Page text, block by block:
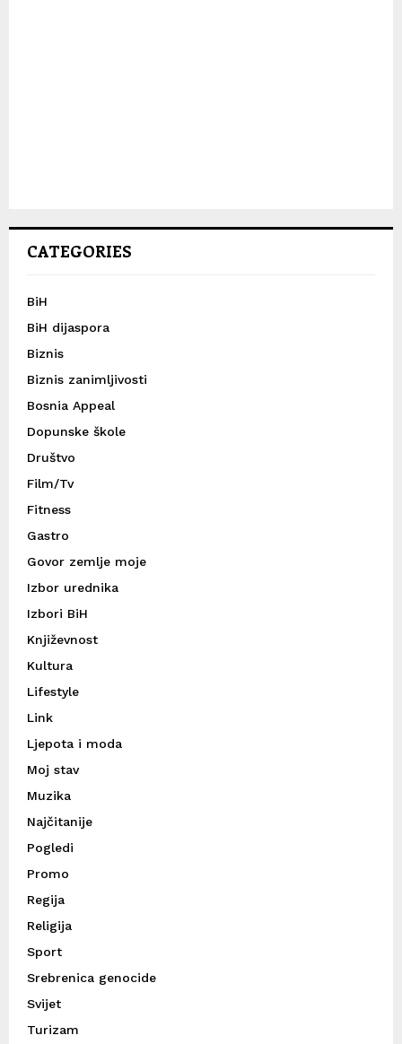
CATEGORIES
BiH
BiH dijaspora
Biznis
Biznis zanimljivosti
Bosnia Appeal
Dopunske škole
Društvo
Film/Tv
Fitness
Gastro
Govor zemlje moje
Izbor urednika
Izbori BiH
Književnost
Kultura
Lifestyle
Link
Ljepota i moda
Moj stav
Muzika
Najčitanije
Pogledi
Promo
Regija
Religija
Sport
Srebrenica genocide
Svijet
Turizam